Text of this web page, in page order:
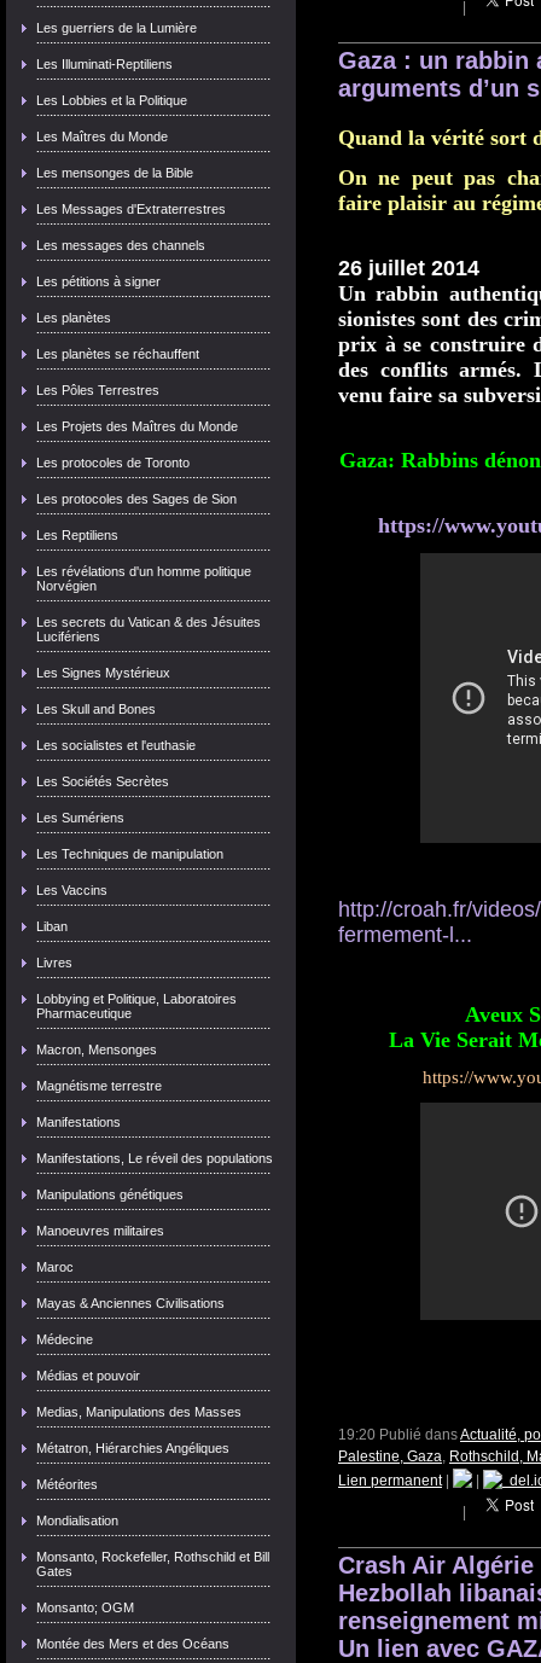
Les guerriers de la Lumière
Les Illuminati-Reptiliens
Les Lobbies et la Politique
Les Maîtres du Monde
Les mensonges de la Bible
Les Messages d'Extraterrestres
Les messages des channels
Les pétitions à signer
Les planètes
Les planètes se réchauffent
Les Pôles Terrestres
Les Projets des Maîtres du Monde
Les protocoles de Toronto
Les protocoles des Sages de Sion
Les Reptiliens
Les révélations d'un homme politique
Norvégien
Les secrets du Vatican & des Jésuites
Lucifériens
Les Signes Mystérieux
Les Skull and Bones
Les socialistes et l'euthasie
Les Sociétés Secrètes
Les Sumériens
Les Techniques de manipulation
Les Vaccins
Liban
Livres
Lobbying et Politique, Laboratoires
Pharmaceutique
Macron, Mensonges
Magnétisme terrestre
Manifestations
Manifestations, Le réveil des populations
Manipulations génétiques
Manoeuvres militaires
Maroc
Mayas & Anciennes Civilisations
Médecine
Médias et pouvoir
Medias, Manipulations des Masses
Métatron, Hiérarchies Angéliques
Météorites
Mondialisation
Monsanto, Rockefeller, Rothschild et Bill
Gates
Monsanto; OGM
Montée des Mers et des Océans
Gaza : un
arguments d’un
Quand la vérité sort
On ne peut pas
faire plaisir au
26 juillet 2014
Un rabbin
sionistes sont des
prix à se construire
des conflits armés.
venu faire sa
Gaza: Rabbins
https://
http://croah.fr/
fermement-l...
Aveux
La Vie Serait
https://
19:20 Publié dansActualité,
Palestine, Gaza, Rothschild,
Lien permanent|
Crash Air
Hezbollah
renseignement
Un lien avec